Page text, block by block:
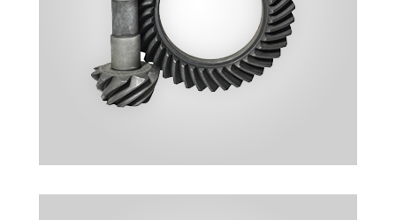
AYNA MAHRUTI DIŞLILERI